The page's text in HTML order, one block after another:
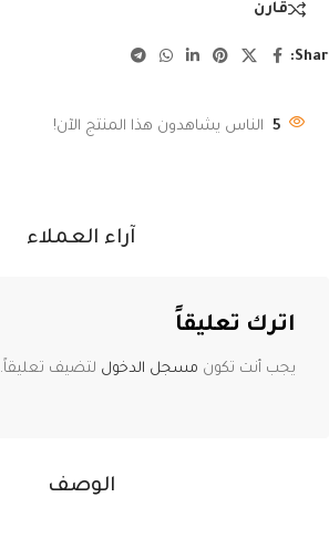
قارن
5 الناس يشاهدون هذا المنتج الآن!
الوصف
آراء العملاء
اترك تعليقاً
يجب أنت تكون مسجل الدخول لتضيف تعليقاً.